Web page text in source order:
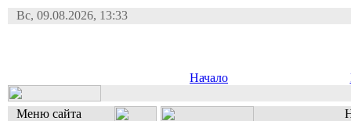
Вс, 09.08.2026, 13:33
Начало
Меню сайта